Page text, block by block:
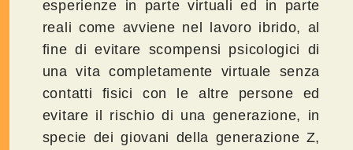
esperienze in parte virtuali ed in parte
reali come avviene nel lavoro ibrido, al
fine di evitare scompensi psicologici di
una vita completamente virtuale senza
contatti fisici con le altre persone ed
evitare il rischio di una generazione, in
specie dei giovani della generazione Z,